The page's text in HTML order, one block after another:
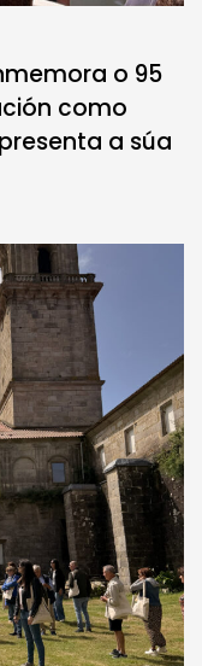
o 95
como
a súa